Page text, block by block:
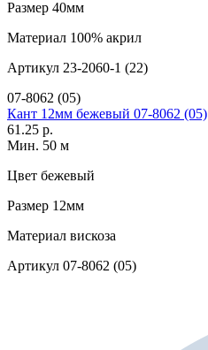
Размер 40мм
Материал 100% акрил
Артикул 23-2060-1 (22)
07-8062 (05)
Кант 12мм бежевый 07-8062 (05)
61.25 р.
Мин. 50 м
Цвет бежевый
Размер 12мм
Материал вискоза
Артикул 07-8062 (05)